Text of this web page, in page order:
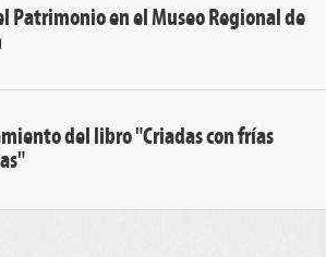
Patrimonio en el Museo Regional de
del libro "Criadas con frías